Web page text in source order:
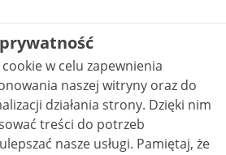
finansowych, takich jak: długi,
postępowania sądowego, w
itp.,
i nie zaangażuje w Twoim
prawnika,
które wykonują biura turystyczne,
w celu zapewnienia
naszej witryny oraz do
działania strony. Dzięki nim
treści do potrzeb
nasze usługi. Pamiętaj, że